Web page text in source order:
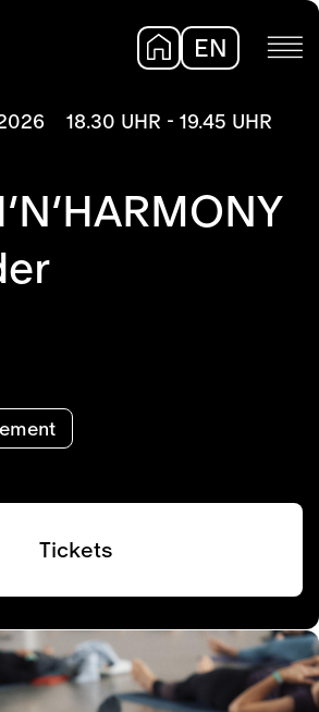
EN
18.30 UHR - 19.45 UHR
Tickets